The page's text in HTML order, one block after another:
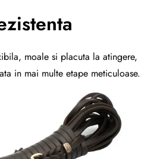
moale si placuta la atingere,
in mai multe etape meticuloase.